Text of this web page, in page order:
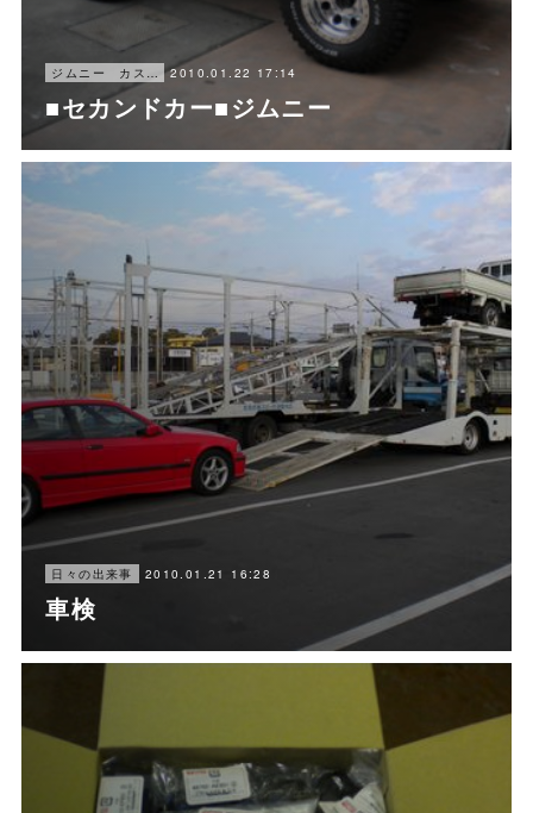
ジムニー カスタム 2010.01.22 17:14
■セカンドカー■ジムニー
日々の出来事 2010.01.21 16:28
車検